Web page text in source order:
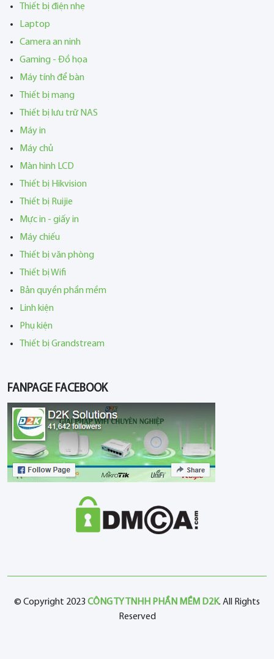
Thiết bị điện nhẹ
Laptop
Camera an ninh
Gaming - Đồ họa
Máy tính để bàn
Thiết bị mạng
Thiết bị lưu trữ NAS
Máy in
Máy chủ
Màn hình LCD
Thiết bị Hikvision
Thiết bị Ruijie
Mực in - giấy in
Máy chiếu
Thiết bị văn phòng
Thiết bị Wifi
Bản quyền phần mềm
Linh kiện
Phụ kiện
Thiết bị Grandstream
FANPAGE FACEBOOK
© Copyright 2023 CÔNG TY TNHH PHẦN MỀM D2K. All Rights
Reserved